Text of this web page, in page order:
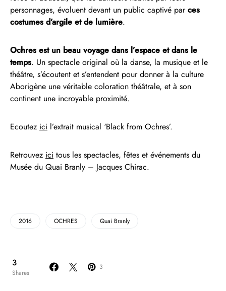
personnages, évoluent devant un public captivé parces
costumes d’argile et de lumière.
Ochres est un beau voyage dans l’espace et dans le
temps. Un spectacle original où la danse, la musique et le
théâtre, s’écoutent et s’entendent pour donner à la culture
Aborigène une véritable coloration théâtrale, et à son
continent une incroyable proximité.
Ecoutez ici l’extrait musical ‘Black from Ochres’.
Retrouvez ici tous les spectacles, fêtes et événements du
Musée du Quai Branly – Jacques Chirac.
2016 OCHRES Quai Branly
3
Shares
3